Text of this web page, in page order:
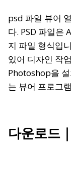
psd 파일 뷰어
다. PSD 파일은
지 파일 형식입
있어 디자인 작
Photoshop을
는 뷰어 프로그
다운로드